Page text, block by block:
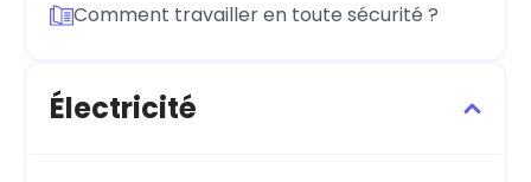
Comment travailler en toute sécurité ?
Électricité